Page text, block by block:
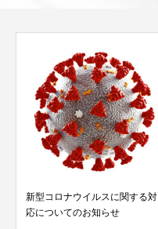
新型コロナウイルスに関する対
応についてのお知らせ